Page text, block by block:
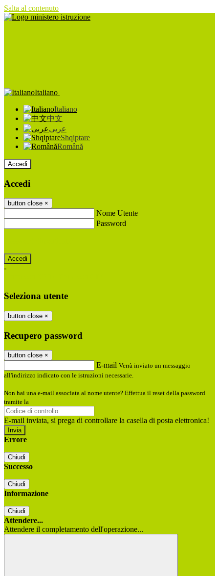
Salta al contenuto
Italiano
Italiano
中文
عربى
Shqiptare
Română
Accedi
Accedi
button close ×
Nome Utente
Password
-
Seleziona utente
button close ×
Recupero password
button close ×
E-mail Verrà inviato un messaggio
all'indirizzo indicato con le istruzioni necessarie.
Non hai una e-mail associata al nome utente? Effettua il reset della password
tramite la
E-mail inviata, si prega di controllare la casella di posta elettronica!
Errore
Chiudi
Successo
Chiudi
Informazione
Chiudi
Attendere...
Attendere il completamento dell'operazione...